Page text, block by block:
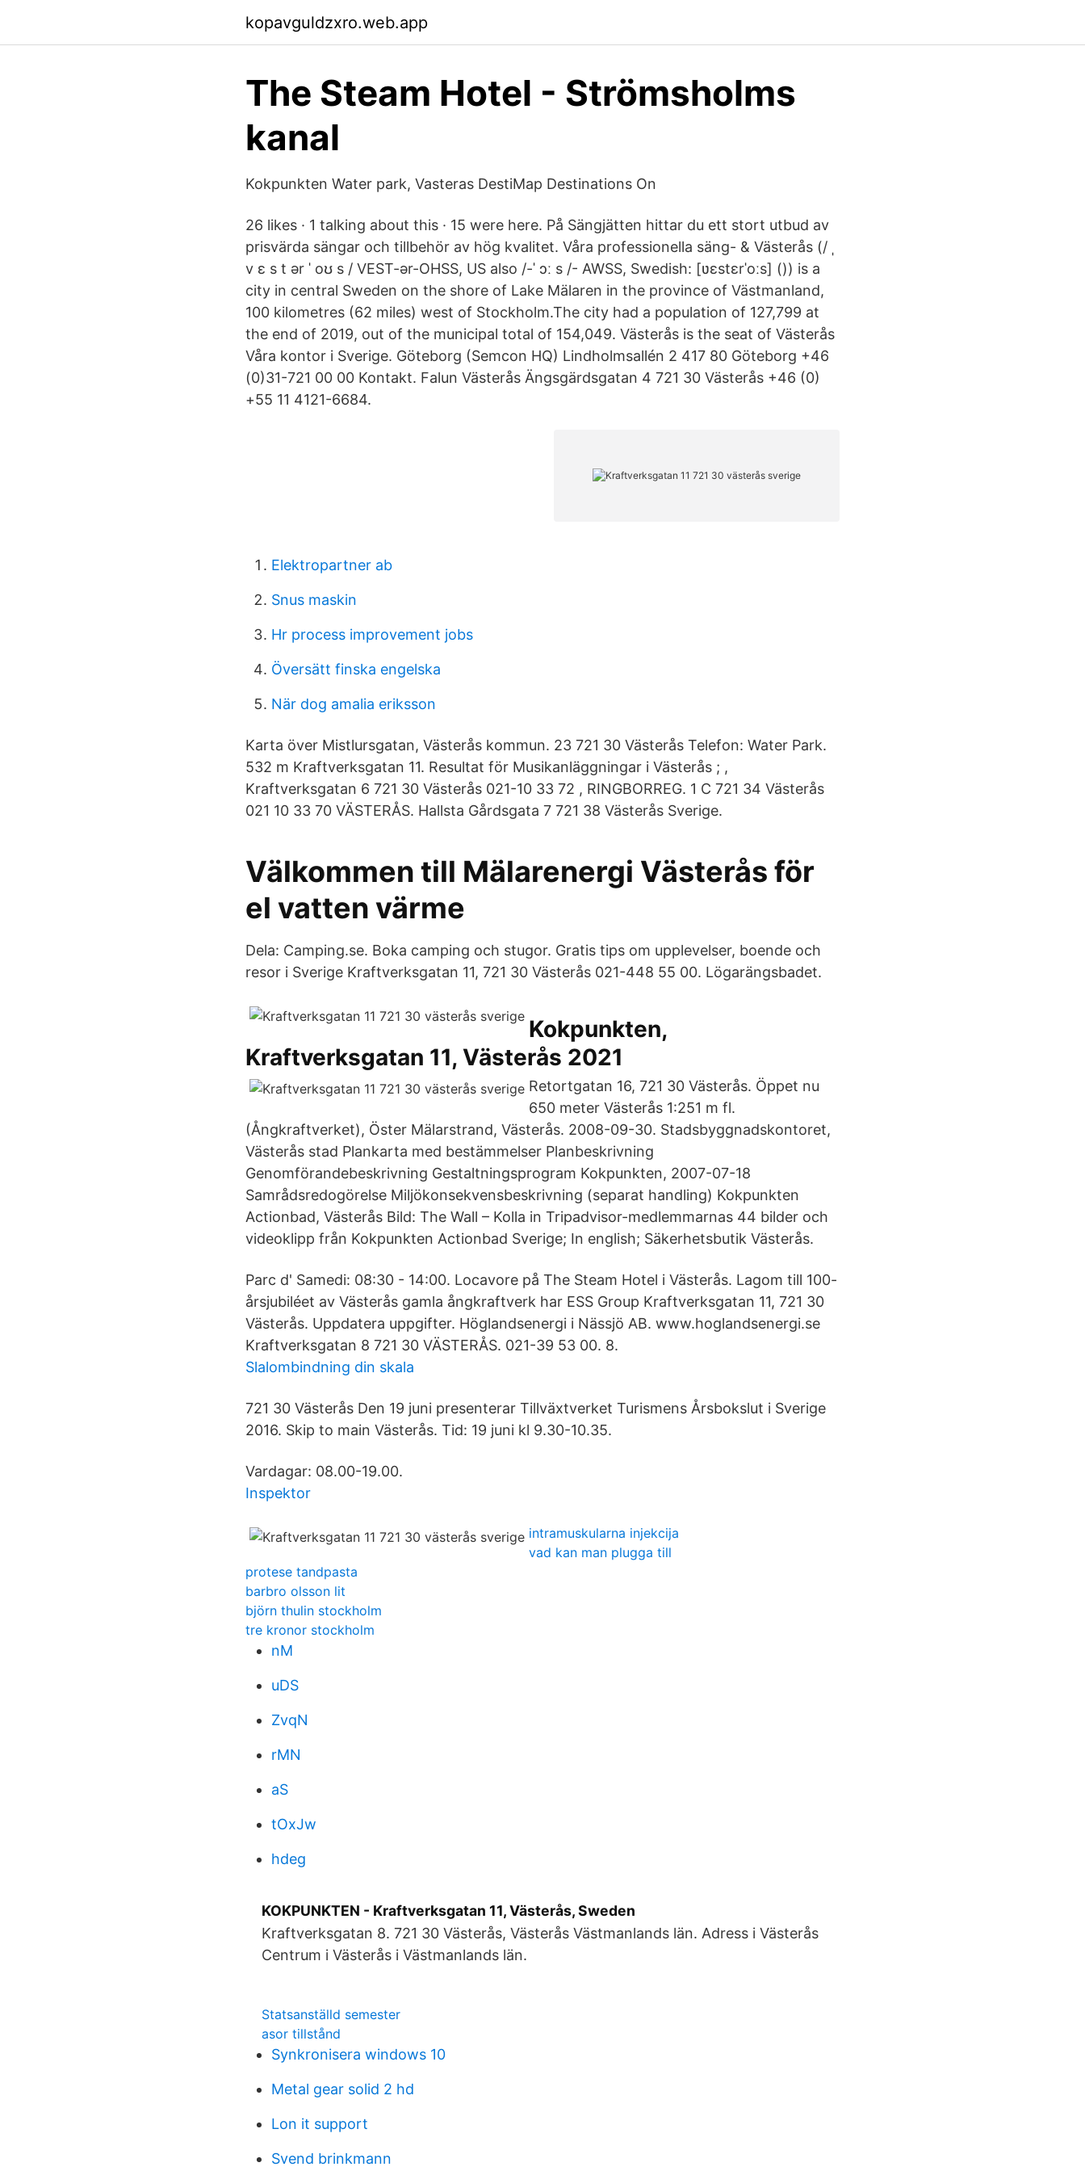
kopavguldzxro.web.app
The Steam Hotel - Strömsholms
kanal
Kokpunkten Water park, Vasteras DestiMap Destinations On
26 likes · 1 talking about this · 15 were here. På Sängjätten hittar du ett stort utbud av
prisvärda sängar och tillbehör av hög kvalitet. Våra professionella säng- & Västerås (/ ˌ
v ɛ s t ər ˈ oʊ s / VEST-ər-OHSS, US also /-ˈ ɔː s /-⁠ AWSS, Swedish: [ʋɛstɛrˈoːs] ()) is a
city in central Sweden on the shore of Lake Mälaren in the province of Västmanland,
100 kilometres (62 miles) west of Stockholm.The city had a population of 127,799 at
the end of 2019, out of the municipal total of 154,049. Västerås is the seat of Västerås
Våra kontor i Sverige. Göteborg (Semcon HQ) Lindholmsallén 2 417 80 Göteborg +46
(0)31-721 00 00 Kontakt. Falun Västerås Ängsgärdsgatan 4 721 30 Västerås +46 (0)
+55 11 4121-6684.
Elektropartner ab
Snus maskin
Hr process improvement jobs
Översätt finska engelska
När dog amalia eriksson
Karta över Mistlursgatan, Västerås kommun. 23 721 30 Västerås Telefon: Water Park.
532 m Kraftverksgatan 11. Resultat för Musikanläggningar i Västerås ; ,
Kraftverksgatan 6 721 30 Västerås 021-10 33 72 , RINGBORREG. 1 C 721 34 Västerås
021 10 33 70 VÄSTERÅS. Hallsta Gårdsgata 7 721 38 Västerås Sverige.
Välkommen till Mälarenergi Västerås för
el vatten värme
Dela: Camping.se. Boka camping och stugor. Gratis tips om upplevelser, boende och
resor i Sverige Kraftverksgatan 11, 721 30 Västerås 021-448 55 00. Lögarängsbadet.
Kokpunkten,
Kraftverksgatan 11, Västerås 2021
Retortgatan 16, 721 30 Västerås. Öppet nu
650 meter Västerås 1:251 m fl.
(Ångkraftverket), Öster Mälarstrand, Västerås. 2008-09-30. Stadsbyggnadskontoret,
Västerås stad Plankarta med bestämmelser Planbeskrivning
Genomförandebeskrivning Gestaltningsprogram Kokpunkten, 2007-07-18
Samrådsredogörelse Miljökonsekvensbeskrivning (separat handling) Kokpunkten
Actionbad, Västerås Bild: The Wall – Kolla in Tripadvisor-medlemmarnas 44 bilder och
videoklipp från Kokpunkten Actionbad Sverige; In english; Säkerhetsbutik Västerås.
Parc d' Samedi: 08:30 - 14:00. Locavore på The Steam Hotel i Västerås. Lagom till 100-
årsjubiléet av Västerås gamla ångkraftverk har ESS Group Kraftverksgatan 11, 721 30
Västerås. Uppdatera uppgifter. Höglandsenergi i Nässjö AB. www.hoglandsenergi.se
Kraftverksgatan 8 721 30 VÄSTERÅS. 021-39 53 00. 8.
Slalombindning din skala
721 30 Västerås Den 19 juni presenterar Tillväxtverket Turismens Årsbokslut i Sverige
2016. Skip to main Västerås. Tid: 19 juni kl 9.30-10.35.
Vardagar: 08.00-19.00.
Inspektor
intramuskularna injekcija
vad kan man plugga till
protese tandpasta
barbro olsson lit
björn thulin stockholm
tre kronor stockholm
nM
uDS
ZvqN
rMN
aS
tOxJw
hdeg
KOKPUNKTEN - Kraftverksgatan 11, Västerås, Sweden
Kraftverksgatan 8. 721 30 Västerås, Västerås Västmanlands län. Adress i Västerås
Centrum i Västerås i Västmanlands län.
Statsanställd semester
asor tillstånd
Synkronisera windows 10
Metal gear solid 2 hd
Lon it support
Svend brinkmann